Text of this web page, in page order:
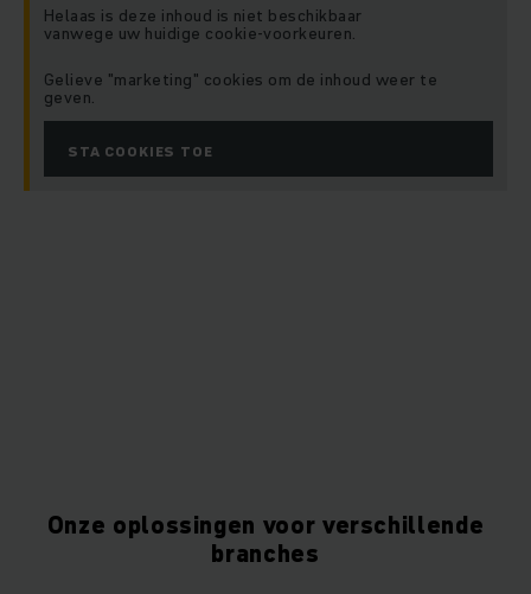
Helaas is deze inhoud is niet beschikbaar
vanwege uw huidige cookie-voorkeuren.
Gelieve "marketing" cookies om de inhoud weer te
geven.
STA COOKIES TOE
Onze oplossingen voor verschillende
branches